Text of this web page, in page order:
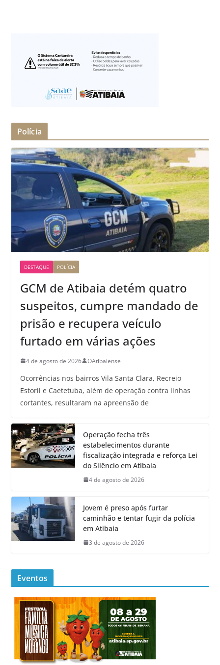
Polícia
DESTAQUE POLÍCIA
GCM de Atibaia detém quatro
suspeitos, cumpre mandado de
prisão e recupera veículo
furtado em várias ações
4 de agosto de 2026 OAtibaiense
Ocorrências nos bairros Vila Santa Clara, Recreio
Estoril e Caetetuba, além de operação contra linhas
cortantes, resultaram na apreensão de
Operação fecha três
estabelecimentos durante
fiscalização integrada e reforça Lei
do Silêncio em Atibaia
4 de agosto de 2026
Jovem é preso após furtar
caminhão e tentar fugir da polícia
em Atibaia
3 de agosto de 2026
Eventos